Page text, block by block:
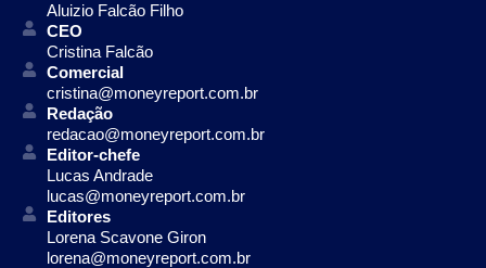
Aluizio Falcão Filho
CEO
Cristina Falcão
Comercial
cristina@moneyreport.com.br
Redação
redacao@moneyreport.com.br
Editor-chefe
Lucas Andrade
lucas@moneyreport.com.br
Editores
Lorena Scavone Giron
lorena@moneyreport.com.br